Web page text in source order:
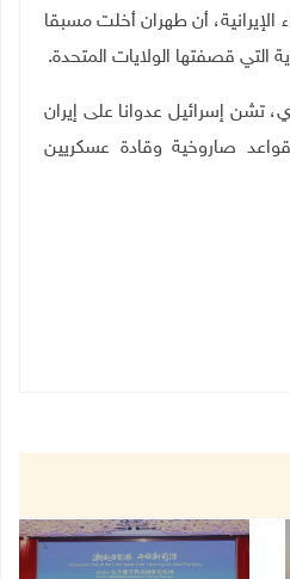
الإيرانية، أن طهران أخلت مسبقا
الجاري، تشن إسرائيل عدوانا على إيران
صاروخية وقادة عسكريين